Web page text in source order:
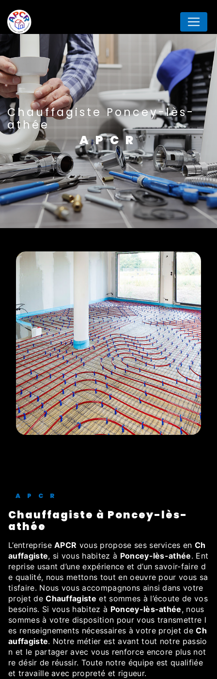
Chauffagiste Poncey-lès-
athée
APCR
APCR
Chauffagiste à Poncey-lès-
athée
L’entrepriseAPCR vous propose ses services enCh
auffagiste, si vous habitez à Poncey-lès-athée. Ent
reprise usant d’une expérience et d’un savoir-faire d
e qualité, nous mettons tout en oeuvre pour vous sa
tisfaire. Nous vous accompagnons ainsi dans votre
projet deChauffagiste et sommes à l’écoute de vos
besoins. Si vous habitez à Poncey-lès-athée, nous
sommes à votre disposition pour vous transmettre l
es renseignements nécessaires à votre projet deCh
auffagiste. Notre métier est avant tout notre passio
n et le partager avec vous renforce encore plus not
re désir de réussir. Toute notre équipe est qualifiée
et travaille avec propreté et rigueur.